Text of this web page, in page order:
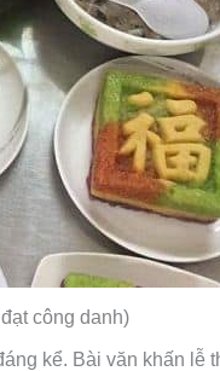
công danh)
kể. Bài văn khấn